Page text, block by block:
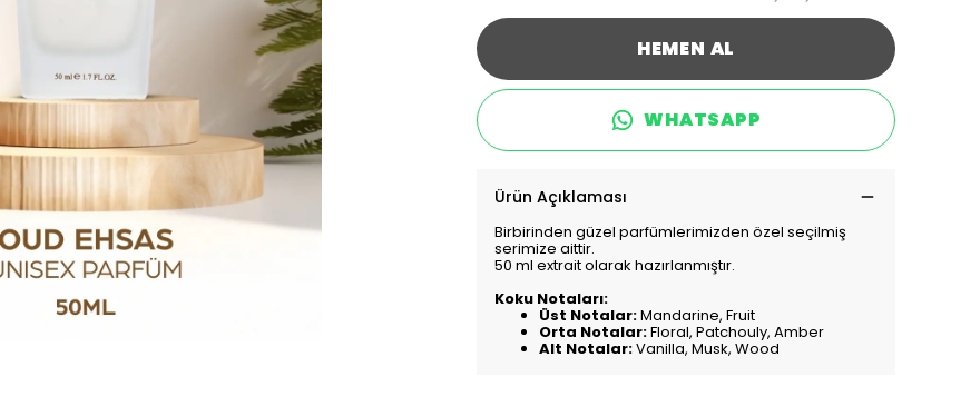
HEMEN AL
WHATSAPP
Ürün Açıklaması
Birbirinden güzel parfümlerimizden özel seçilmiş
serimize aittir.
50 ml extrait olarak hazırlanmıştır.
Koku Notaları:
Üst Notalar:Mandarine, Fruit
Orta Notalar:Floral, Patchouly, Amber
Alt Notalar:Vanilla, Musk, Wood